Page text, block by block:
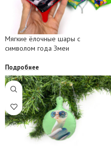
Мягкие ёлочные шары с
символом года Змеи
Подробнее